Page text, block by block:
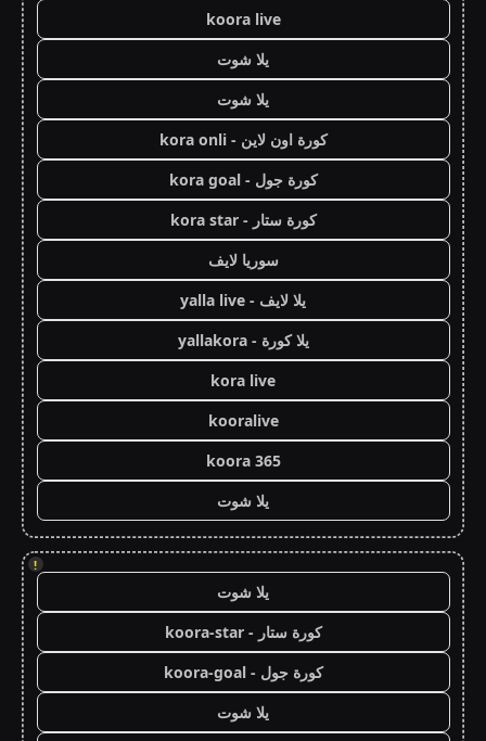
koora live
يلا شوت
يلا شوت
كورة اون لاين - kora onli
كورة جول - kora goal
كورة ستار - kora star
سوريا لايف
يلا لايف - yalla live
يلا كورة - yallakora
kora live
kooralive
koora 365
يلا شوت
!
يلا شوت
كورة ستار - koora-star
كورة جول - koora-goal
يلا شوت